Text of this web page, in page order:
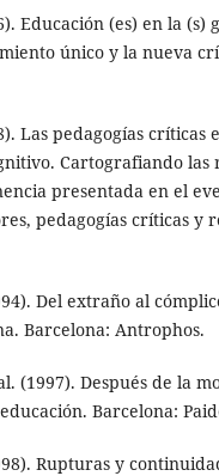
Educación (es) en la (s)
único y la nueva
Las pedagogías críticas
Cartografiando las
presentada en el
pedagogías críticas y
Del extraño al
Barcelona: Antrophos.
(1997). Después de la
Barcelona:
Rupturas y